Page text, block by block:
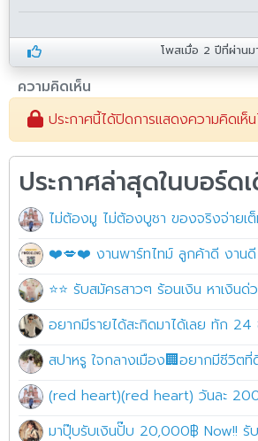
โพสเมื่อ 2 ปีที่ผ่านม
ความคิดเห็น
ประกาศนี้ได้ปิดการแสดงความคิดเห็
ประกาศล่าสุดในบอร์ด
ไม่ต้องมู ไม่ต้องบูชา ของจริงจ่ายเ
❤️💋❤️ งานพาร์ทไทม์ ลูกค้าดี งาน
⭐⭐ รับสมัครสาวๆ ร้อนเงิน หาเงิน
อยากมีรายได้สะกิดมาได้เลย ทัก 24
สปาหรู ใจกลางเมือง🏢อยากมีชีวิต
(red heart)(red heart) วันละ
มาปุ๊บรับเงินปั๊บ 20,000฿ Now!! รั